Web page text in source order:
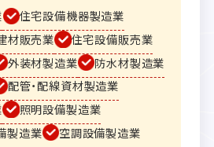
住宅設備機器製造業
材販売業
住宅設備販売業
外装材製造業
防水材製造業
配管・配線資材製造業
照明設備製造業
製造業
空調設備製造業